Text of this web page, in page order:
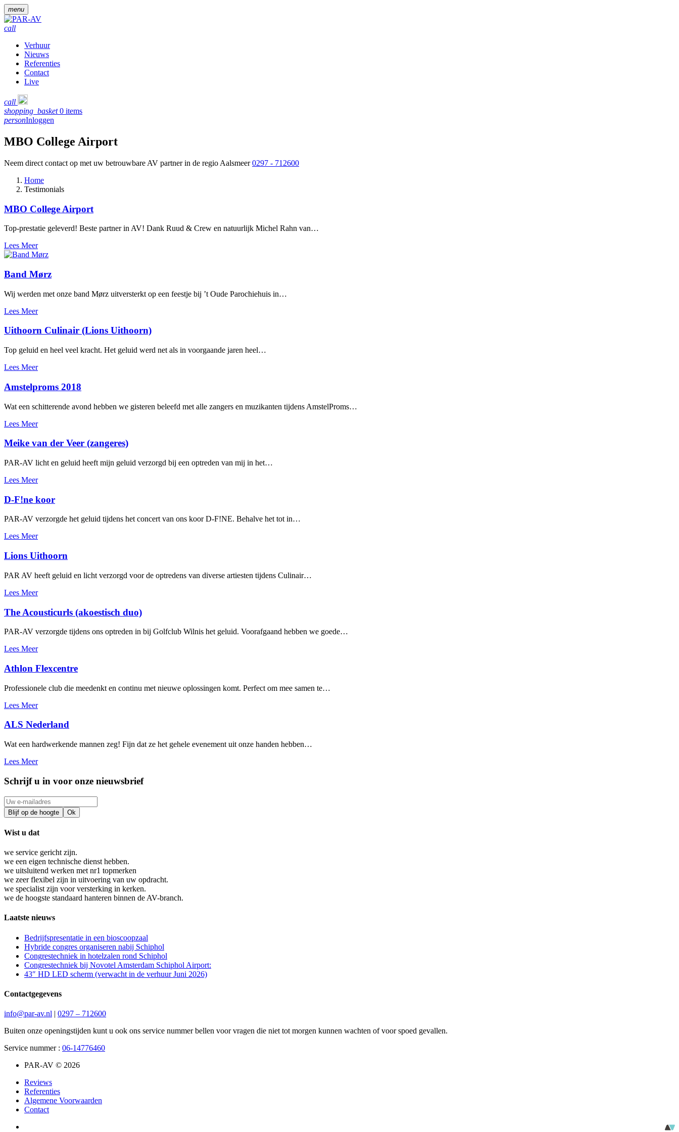
menu
call
Verhuur
Nieuws
Referenties
Contact
Live
call
shopping_basket0 items
personInloggen
MBO College Airport
Neem direct contact op met uw betrouwbare AV partner in de regio Aalsmeer0297 - 712600
Home
Testimonials
MBO College Airport
Top-prestatie geleverd! Beste partner in AV! Dank Ruud & Crew en natuurlijk Michel Rahn van…
Lees Meer
Band Mørz
Wij werden met onze band Mørz uitversterkt op een feestje bij ’t Oude Parochiehuis in…
Lees Meer
Uithoorn Culinair (Lions Uithoorn)
Top geluid en heel veel kracht. Het geluid werd net als in voorgaande jaren heel…
Lees Meer
Amstelproms 2018
Wat een schitterende avond hebben we gisteren beleefd met alle zangers en muzikanten tijdens AmstelProms…
Lees Meer
Meike van der Veer (zangeres)
PAR-AV licht en geluid heeft mijn geluid verzorgd bij een optreden van mij in het…
Lees Meer
D-F!ne koor
PAR-AV verzorgde het geluid tijdens het concert van ons koor D-F!NE. Behalve het tot in…
Lees Meer
Lions Uithoorn
PAR AV heeft geluid en licht verzorgd voor de optredens van diverse artiesten tijdens Culinair…
Lees Meer
The Acousticurls (akoestisch duo)
PAR-AV verzorgde tijdens ons optreden in bij Golfclub Wilnis het geluid. Voorafgaand hebben we goede…
Lees Meer
Athlon Flexcentre
Professionele club die meedenkt en continu met nieuwe oplossingen komt. Perfect om mee samen te…
Lees Meer
ALS Nederland
Wat een hardwerkende mannen zeg! Fijn dat ze het gehele evenement uit onze handen hebben…
Lees Meer
Schrijf u in voor onze nieuwsbrief
Wist u dat
we service gericht zijn.
we een eigen technische dienst hebben.
we uitsluitend werken met nr1 topmerken
we zeer flexibel zijn in uitvoering van uw opdracht.
we specialist zijn voor versterking in kerken.
we de hoogste standaard hanteren binnen de AV-branch.
Laatste nieuws
Bedrijfspresentatie in een bioscoopzaal
Hybride congres organiseren nabij Schiphol
Congrestechniek in hotelzalen rond Schiphol
Congrestechniek bij Novotel Amsterdam Schiphol Airport:
43″ HD LED scherm (verwacht in de verhuur Juni 2026)
Contactgegevens
info@par-av.nl | 0297 – 712600
Buiten onze openingstijden kunt u ook ons service nummer bellen voor vragen die niet tot morgen kunnen wachten of voor spoed gevallen.
Service nummer : 06-14776460
PAR-AV © 2026
Reviews
Referenties
Algemene Voorwaarden
Contact